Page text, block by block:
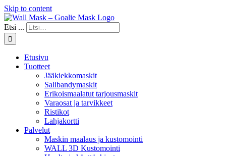
Skip to content
Etsi ...
Etusivu
Tuotteet
Jääkiekkomaskit
Salibandymaskit
Erikoismaalatut tarjousmaskit
Varaosat ja tarvikkeet
Ristikot
Lahjakortti
Palvelut
Maskin maalaus ja kustomointi
WALL 3D Kustomointi